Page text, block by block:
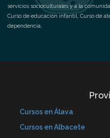
servicios socioculturales y a la
Curso de educación infantil, Curso de
dependencia,
Cursos en Álava
Cursos en Albacete